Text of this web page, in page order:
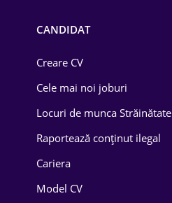
IT / Telecom
Lemn / PVC
Mașini / Auto
Media / Internet
CANDIDAT
Creare CV
Cele mai noi joburi
Locuri de munca Străinătate
Raportează conținut ilegal
Cariera
Model CV